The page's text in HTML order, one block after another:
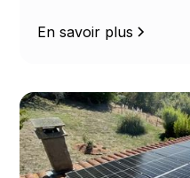
avantages, les
En savoir plus